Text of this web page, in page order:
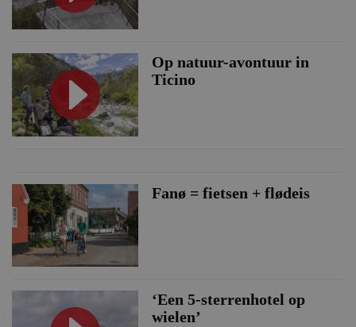
Op natuur-avontuur in
Ticino
Fanø = fietsen + flødeis
‘Een 5-sterrenhotel op
wielen’